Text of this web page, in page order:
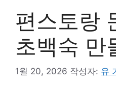
편스토랑
초백숙 만
1월 20, 2026 작성자: 유